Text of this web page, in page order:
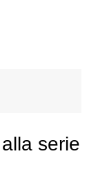
serie